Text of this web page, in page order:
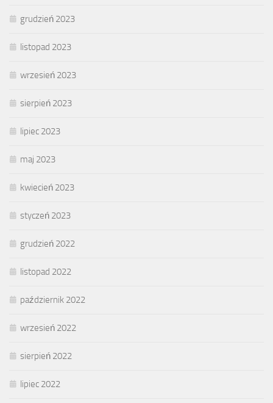
grudzień 2023
listopad 2023
wrzesień 2023
sierpień 2023
lipiec 2023
maj 2023
kwiecień 2023
styczeń 2023
grudzień 2022
listopad 2022
październik 2022
wrzesień 2022
sierpień 2022
lipiec 2022